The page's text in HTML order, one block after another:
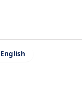
English